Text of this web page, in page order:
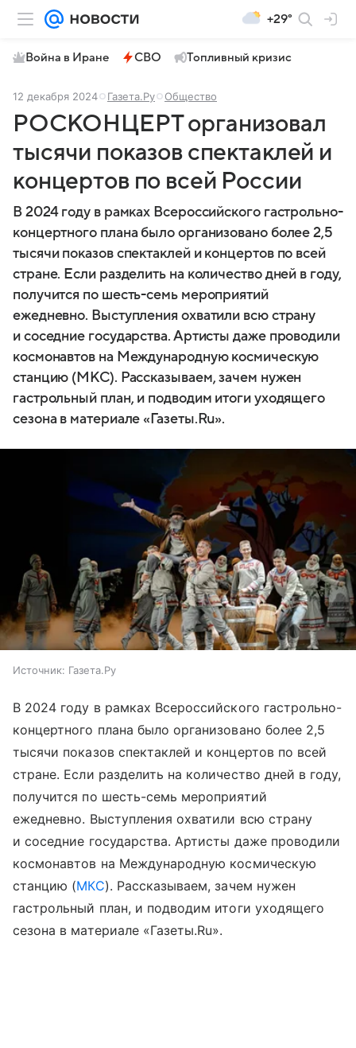
+29°
Война в Иране СВО Топливный кризис
12 декабря 2024 Газета.Ру Общество
РОСКОНЦЕРТ организовал
тысячи показов спектаклей и
концертов по всей России
В 2024 году в рамках Всероссийского гастрольно-
концертного плана было организовано более 2,5
тысячи показов спектаклей и концертов по всей
стране. Если разделить на количество дней в году,
получится по шесть-семь мероприятий
ежедневно. Выступления охватили всю страну
и соседние государства. Артисты даже проводили
космонавтов на Международную космическую
станцию (МКС). Рассказываем, зачем нужен
гастрольный план, и подводим итоги уходящего
сезона в материале «Газеты.Ru».
Источник: Газета.Ру
В 2024 году в рамках Всероссийского гастрольно-
концертного плана было организовано более 2,5
тысячи показов спектаклей и концертов по всей
стране. Если разделить на количество дней в году,
получится по шесть-семь мероприятий
ежедневно. Выступления охватили всю страну
и соседние государства. Артисты даже проводили
космонавтов на Международную космическую
станцию (МКС). Рассказываем, зачем нужен
гастрольный план, и подводим итоги уходящего
сезона в материале «Газеты.Ru».